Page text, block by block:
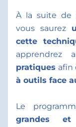
À la suite de
vous saurez
cette
apprendrez
pratiques afin
à outils face
Le
grandes